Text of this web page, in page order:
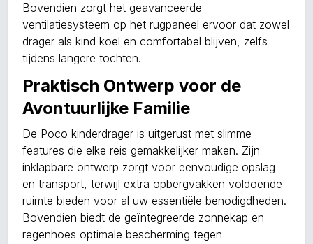
Bovendien zorgt het geavanceerde
ventilatiesysteem op het rugpaneel ervoor dat zowel
drager als kind koel en comfortabel blijven, zelfs
tijdens langere tochten.
Praktisch Ontwerp voor de
Avontuurlijke Familie
De Poco kinderdrager is uitgerust met slimme
features die elke reis gemakkelijker maken. Zijn
inklapbare ontwerp zorgt voor eenvoudige opslag
en transport, terwijl extra opbergvakken voldoende
ruimte bieden voor al uw essentiële benodigdheden.
Bovendien biedt de geïntegreerde zonnekap en
regenhoes optimale bescherming tegen